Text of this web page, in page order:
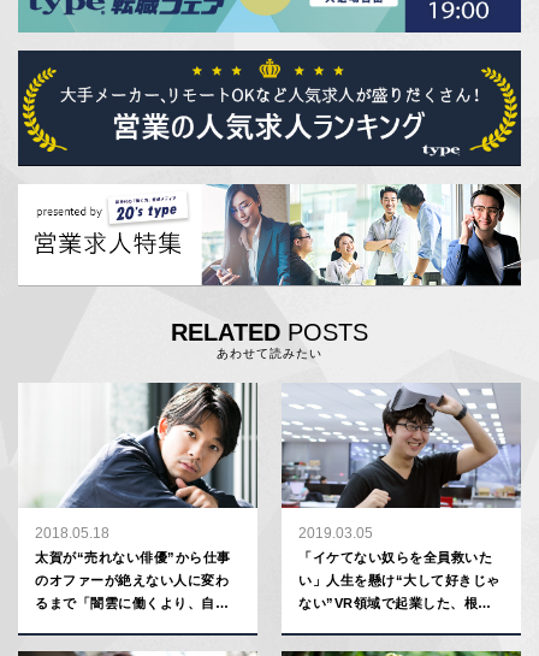
RELATED POSTS
あわせて読みたい
2018.05.18
太賀が“売れない俳優”から仕事
のオファーが絶えない人に変わ
るまで「闇雲に働くより、自分
2019.03.05
「イケてない奴らを全員救いた
い」人生を懸け“大して好きじゃ
ない”VR領域で起業した、根暗